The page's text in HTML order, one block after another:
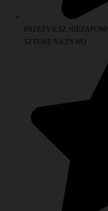
PRZEŻYJESZ
SZTUKĘ NA ŻYWO